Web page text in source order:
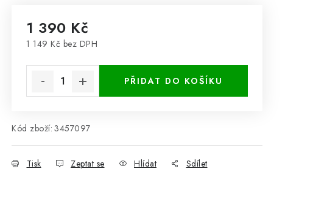
1 390 Kč
1 149 Kč bez DPH
PŘIDAT DO KOŠÍKU
Kód zboží: 3457097
Tisk Zeptat se Hlídat Sdílet